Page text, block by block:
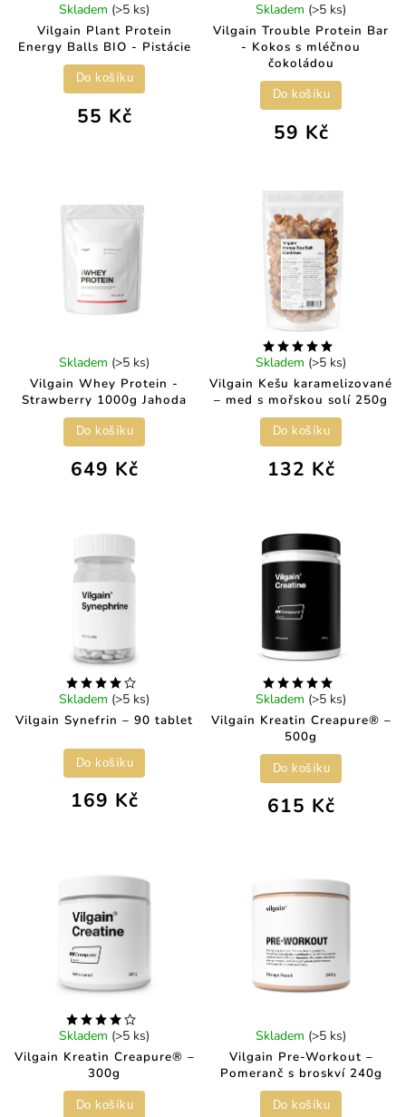
Vilgain Plant Protein
Energy Balls BIO - Pistácie
Skladem (>5 ks)
55 Kč
Do košíku
Vilgain Trouble Protein Bar
- Kokos s mléčnou
čokoládou
Skladem (>5 ks)
59 Kč
Do košíku
Vilgain Whey Protein -
Strawberry 1000g Jahoda
Skladem (>5 ks)
649 Kč
Do košíku
Vilgain Kešu karamelizované
– med s mořskou solí 250g
Skladem (>5 ks)
132 Kč
Do košíku
Vilgain Synefrin – 90 tablet
Skladem (>5 ks)
169 Kč
Do košíku
Vilgain Kreatin Creapure® –
500g
Skladem (>5 ks)
615 Kč
Do košíku
Vilgain Kreatin Creapure® –
300g
Skladem (>5 ks)
Do košíku
Vilgain Pre-Workout –
Pomeranč s broskví 240g
Skladem (>5 ks)
Do košíku